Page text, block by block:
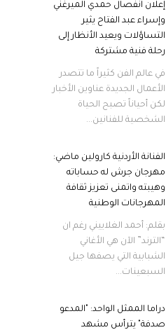
إعلان انفصال حمدي الميرغني
وإسراء عبد الفتاح يثير
التساؤلات ويعيد الأنظار إلى
رحلة فنية مشتركة
في عالم الفن كثيراً ما تتصدر
الأعمال الجديدة عناوين الأخبار
لكن أحياناً تصبح الحياة
الشخصية للفنانين...
الفنانة الأردنية كارولين ماضي:
مهرجان جرش له حساباته
وهيبته واتمنى تعزيز ثقافة
المهرجانات الوطنية
بقلم: أحمد الغلاييني رغم ان
“الترند” الآن هي الأغاني
الشبابية التي يصفها جيل
السبعينات...
دراما الممثل الواحد: "المدعو
صدفة" يترأس مشهد